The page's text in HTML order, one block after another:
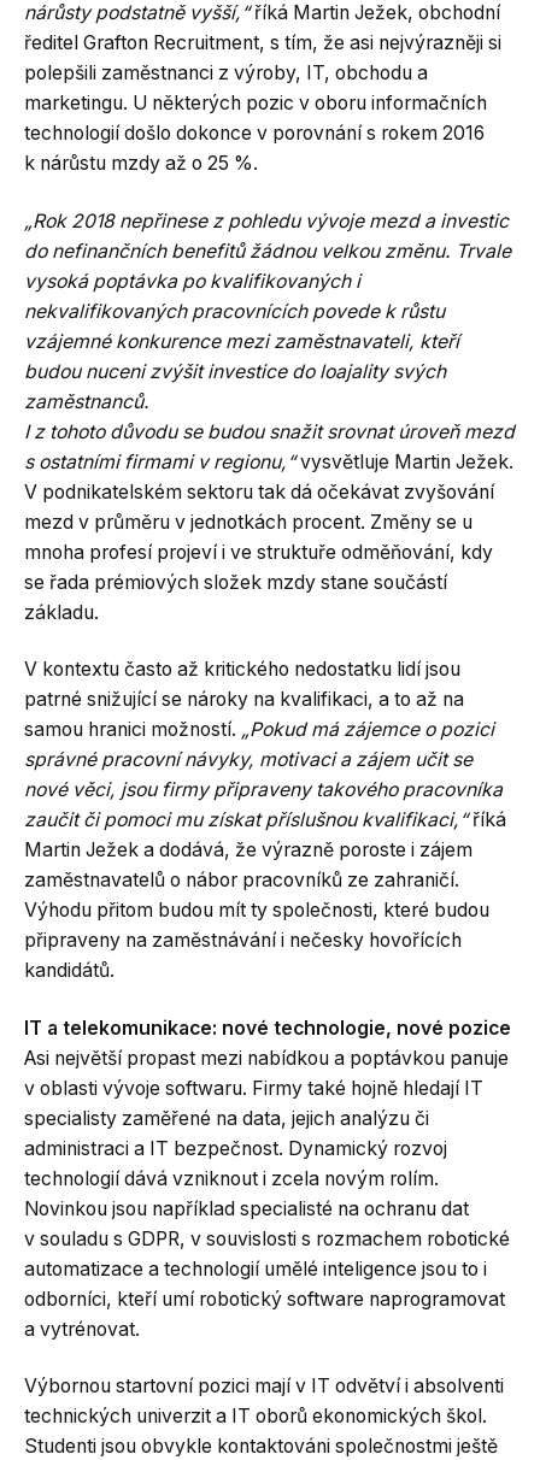
nárůsty podstatně vyšší,“říká Martin Ježek, obchodní
ředitel Grafton Recruitment, s tím, že asi nejvýrazněji si
polepšili zaměstnanci z výroby, IT, obchodu a
marketingu. U některých pozic v oboru informačních
technologií došlo dokonce v porovnání s rokem 2016
k nárůstu mzdy až o 25 %.
„Rok 2018 nepřinese z pohledu vývoje mezd a investic
do nefinančních benefitů žádnou velkou změnu. Trvale
vysoká poptávka po kvalifikovaných i
nekvalifikovaných pracovnících povede k růstu
vzájemné konkurence mezi zaměstnavateli, kteří
budou nuceni zvýšit investice do loajality svých
zaměstnanců.
I z tohoto důvodu se budou snažit srovnat úroveň mezd
s ostatními firmami v regionu,“vysvětluje Martin Ježek.
V podnikatelském sektoru tak dá očekávat zvyšování
mezd v průměru v jednotkách procent. Změny se u
mnoha profesí projeví i ve struktuře odměňování, kdy
se řada prémiových složek mzdy stane součástí
základu.
V kontextu často až kritického nedostatku lidí jsou
patrné snižující se nároky na kvalifikaci, a to až na
samou hranici možností. „Pokud má zájemce o pozici
správné pracovní návyky, motivaci a zájem učit se
nové věci, jsou firmy připraveny takového pracovníka
zaučit či pomoci mu získat příslušnou kvalifikaci,“říká
Martin Ježek a dodává, že výrazně poroste i zájem
zaměstnavatelů o nábor pracovníků ze zahraničí.
Výhodu přitom budou mít ty společnosti, které budou
připraveny na zaměstnávání i nečesky hovořících
kandidátů.
IT a telekomunikace: nové technologie, nové pozice
Asi největší propast mezi nabídkou a poptávkou panuje
v oblasti vývoje softwaru. Firmy také hojně hledají IT
specialisty zaměřené na data, jejich analýzu či
administraci a IT bezpečnost. Dynamický rozvoj
technologií dává vzniknout i zcela novým rolím.
Novinkou jsou například specialisté na ochranu dat
v souladu s GDPR, v souvislosti s rozmachem robotické
automatizace a technologií umělé inteligence jsou to i
odborníci, kteří umí robotický software naprogramovat
a vytrénovat.
Výbornou startovní pozici mají v IT odvětví i absolventi
technických univerzit a IT oborů ekonomických škol.
Studenti jsou obvykle kontaktováni společnostmi ještě